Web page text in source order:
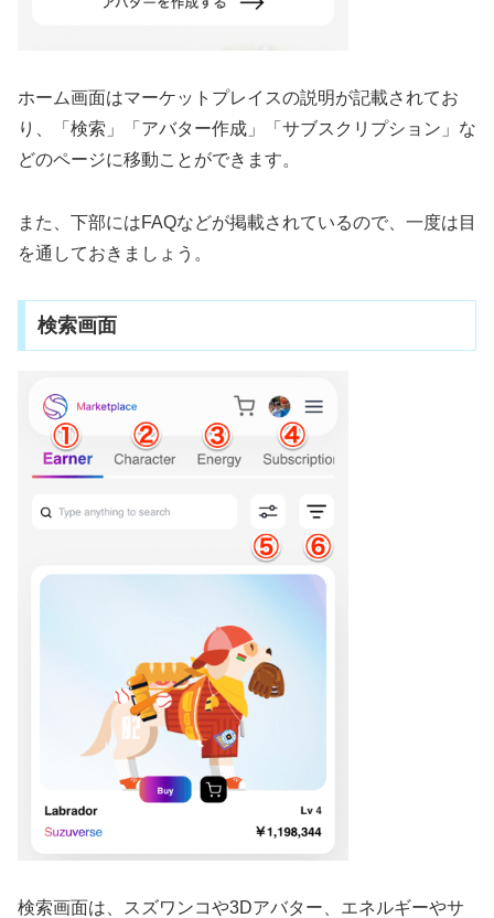
ホーム画面はマーケットプレイスの説明が記載されてお
り、「検索」「アバター作成」「サブスクリプション」な
どのページに移動ことができます。
また、下部にはFAQなどが掲載されているので、一度は目
を通しておきましょう。
検索画面
検索画面は、スズワンコや3Dアバター、エネルギーやサ